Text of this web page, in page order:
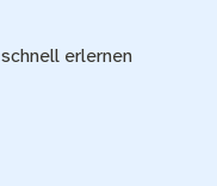
erlernen